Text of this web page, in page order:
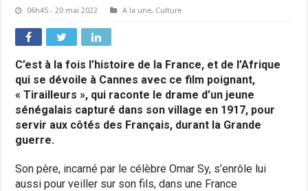
06h45 - 20 mai 2022 A la une, Culture
C’est à la fois l’histoire de la France, et de l’Afrique
qui se dévoile à Cannes avec ce film poignant,
« Tirailleurs », qui raconte le drame d’un jeune
sénégalais capturé dans son village en 1917, pour
servir aux côtés des Français, durant la Grande
guerre.
Son père, incarné par le célèbre Omar Sy, s’enrôle lui
aussi pour veiller sur son fils, dans une France